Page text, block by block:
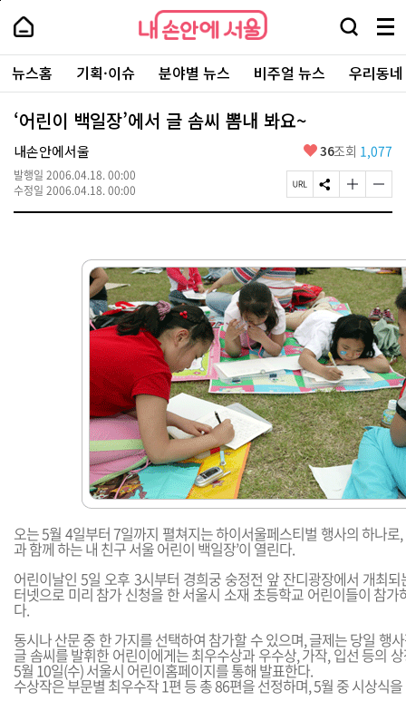
본
로
가
내
손
안
에
서
울
-
서
울
시
대
표
소
내
손
에
울
검
창
열
기
메
뉴
전
체
보
주
요
서
뉴스홈 기획·이슈 분야별 뉴스 비주얼 뉴스 우리동
‘어린이 백일장’에서 글 솜씨 뽐내 봐요~
내손안에서울
발행일 2006.04.18. 00:00
수정일 2006.04.18. 00:00
좋
요
36조회 1,077
페
이
L
복
사
S
N
하
기
글
자
게
변
경
하
기
글
자
게
변
경
하
기
오는 5월 4일부터 7일까지 펼쳐지는 하이서울페스티벌 행사의 하나로
과 함께 하는 내 친구 서울 어린이 백일장’이 열린다.
어린이날인 5일 오후 3시부터 경희궁 숭정전 앞 잔디광장에서 개최
터넷으로 미리 참가 신청을 한 서울시 소재 초등학교 어린이들이 참
다.
동시나 산문 중 한 가지를 선택하여 참가할 수 있으며, 글제는 당일 행
글 솜씨를 발휘한 어린이에게는 최우수상과 우수상, 가작, 입선 등의
5월 10일(수) 서울시 어린이홈페이지를 통해 발표한다.
수상작은 부문별 최우수작 1편 등 총 86편을 선정하며, 5월 중 시상식
페
상
단
로